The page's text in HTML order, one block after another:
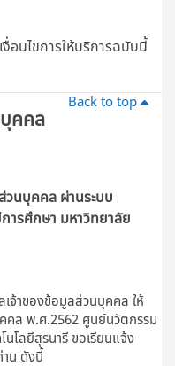
อนไขการให้บริการฉบับนี้
Back to top
คคล
วนบุคคล ผ่านระบบ
ารศึกษา มหาวิทยาลัย
จ้าของข้อมูลส่วนบุคคล ให้
ล พ.ศ.2562 ศูนย์นวัตกรรม
นโลยีสุรนารี ขอเรียนแจ้ง
น ดังนี้